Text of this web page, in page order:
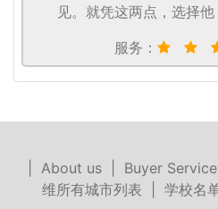
见。就凭这两点，选择他
服务：
About us| Buyer
维所有城市列表
学校名